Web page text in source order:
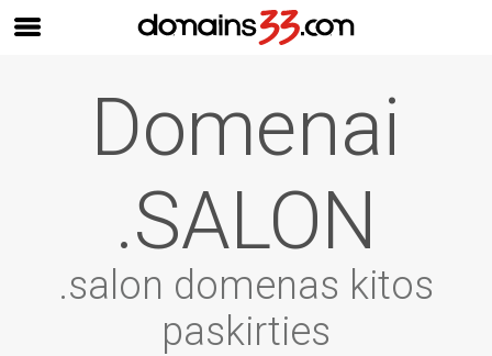
Domenai
.SALON
.salon domenas kitos
paskirties